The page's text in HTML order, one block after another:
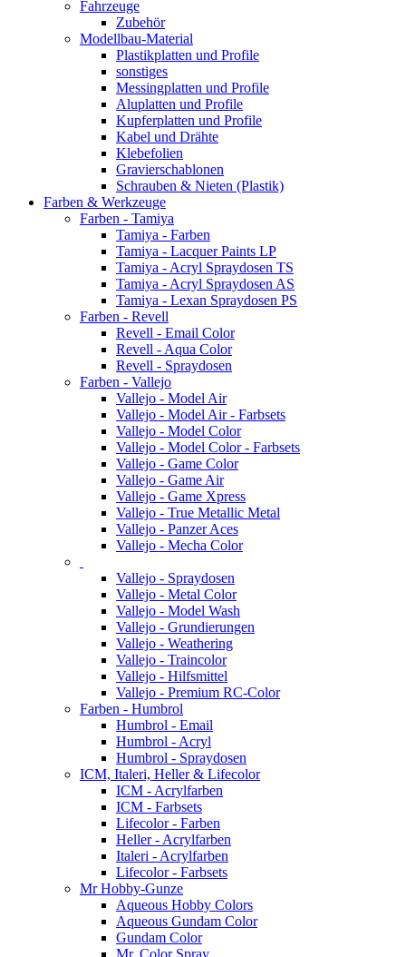
Fahrzeuge
Zubehör
Modellbau-Material
Plastikplatten und Profile
sonstiges
Messingplatten und Profile
Aluplatten und Profile
Kupferplatten und Profile
Kabel und Drähte
Klebefolien
Gravierschablonen
Schrauben & Nieten (Plastik)
Farben & Werkzeuge
Farben - Tamiya
Tamiya - Farben
Tamiya - Lacquer Paints LP
Tamiya - Acryl Spraydosen TS
Tamiya - Acryl Spraydosen AS
Tamiya - Lexan Spraydosen PS
Farben - Revell
Revell - Email Color
Revell - Aqua Color
Revell - Spraydosen
Farben - Vallejo
Vallejo - Model Air
Vallejo - Model Air - Farbsets
Vallejo - Model Color
Vallejo - Model Color - Farbsets
Vallejo - Game Color
Vallejo - Game Air
Vallejo - Game Xpress
Vallejo - True Metallic Metal
Vallejo - Panzer Aces
Vallejo - Mecha Color
Vallejo - Spraydosen
Vallejo - Metal Color
Vallejo - Model Wash
Vallejo - Grundierungen
Vallejo - Weathering
Vallejo - Traincolor
Vallejo - Hilfsmittel
Vallejo - Premium RC-Color
Farben - Humbrol
Humbrol - Email
Humbrol - Acryl
Humbrol - Spraydosen
ICM, Italeri, Heller & Lifecolor
ICM - Acrylfarben
ICM - Farbsets
Lifecolor - Farben
Heller - Acrylfarben
Italeri - Acrylfarben
Lifecolor - Farbsets
Mr Hobby-Gunze
Aqueous Hobby Colors
Aqueous Gundam Color
Gundam Color
Mr. Color Spray